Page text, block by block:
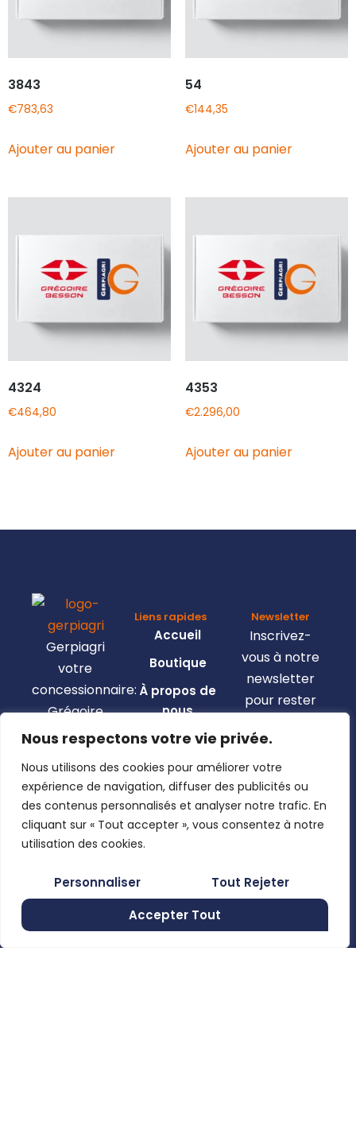
Nous respectons votre vie privée.
Nous utilisons des cookies pour améliorer votre
expérience de navigation, diffuser des publicités ou
des contenus personnalisés et analyser notre trafic. En
cliquant sur « Tout accepter », vous consentez à notre
utilisation des cookies.
Personnaliser
Tout Rejeter
Accepter Tout
3843
€783,63
Ajouter au panier
54
€144,35
Ajouter au panier
4324
€464,80
Ajouter au panier
4353
€2.296,00
Ajouter au panier
Gerpiagri
votre
concessionnaire:
Grégoire
Besson,
Claas,
Josking,
Wacker
Neuson,
Clemens, …
Moncheret
Gerpinnes,
Liens rapides
Accueil
Boutique
À propos de
nous
Nous
Mon compte
Pages légales
Mentions
confidentialité
Conditions
générales de
Newsletter
Inscrivez-
vous à notre
newsletter
pour rester
toutes les
nouveautés.
vous
stockage et